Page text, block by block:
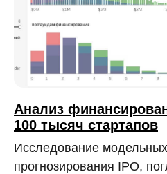
Анализ
100 тысяч стартапов
Исследование
прогнозирования IPO,